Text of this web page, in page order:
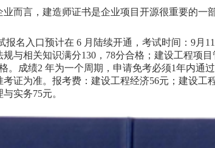
业而言，建造师证书是企业项目开源很重要的一
报名入口预计在 6 月陆续开通，考试时间：9月
与相关知识满分130，78分合格；建设工程项
。成绩2 年为一个周期，申请免考必须1年内通
证为准。报考费：建设工程经济56元；建设工
实务75元。